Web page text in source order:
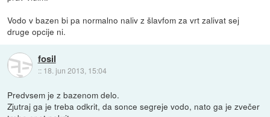
Vodo v bazen bi pa normalno naliv z šlavfom za vrt zalivat sej
druge opcije ni.
fosil
:: 18. jun 2013, 15:04
Predvsem je z bazenom delo.
Zjutraj ga je treba odkrit, da sonce segreje vodo, nato ga je zvečer